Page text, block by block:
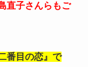
直子さんらもご
番目の恋』で